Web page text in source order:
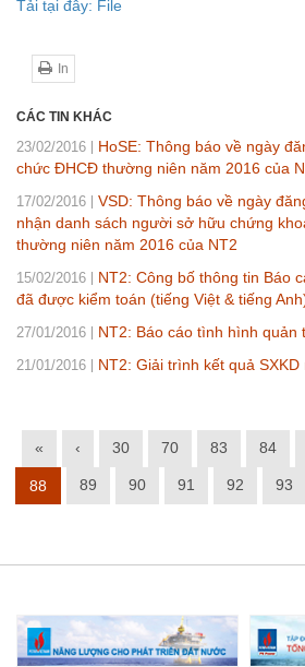
Tải tại đây: File
In
CÁC TIN KHÁC
23/02/2016
HoSE: Thông báo về ngày
chức ĐHCĐ thường niên năm 2016 của
17/02/2016
VSD: Thông báo về ngày
nhận danh sách người sở hữu chứng
thường niên năm 2016 của NT2
15/02/2016
NT2: Công bố thông tin Báo
đã được kiểm toán (tiếng Việt & tiếng
27/01/2016 NT2: Báo cáo tình hình quản
21/01/2016 NT2: Giải trình kết quả SXKD
« ‹ 30 70 83 84
88 89 90 91 92 93